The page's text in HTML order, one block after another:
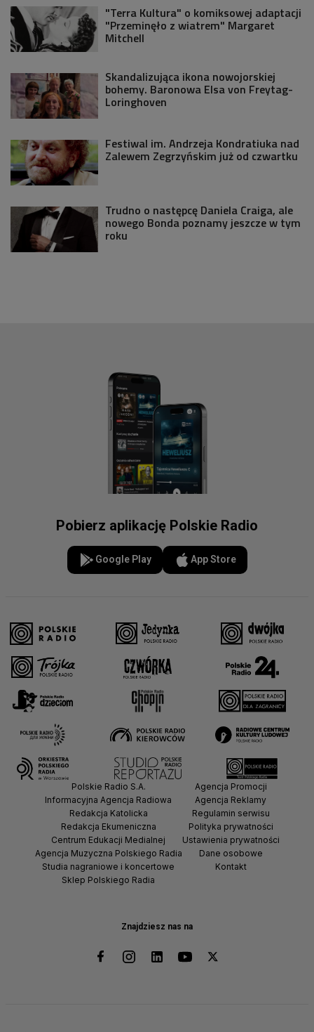
"Terra Kultura" o komiksowej adaptacji
"Przeminęło z wiatrem" Margaret
Mitchell
Skandalizująca ikona nowojorskiej
bohemy. Baronowa Elsa von Freytag-
Loringhoven
Festiwal im. Andrzeja Kondratiuka nad
Zalewem Zegrzyńskim już od czwartku
Trudno o następcę Daniela Craiga, ale
nowego Bonda poznamy jeszcze w tym
roku
Pobierz aplikację Polskie Radio
Google Play App Store
Znajdziesz nas na
Polskie Radio S.A.
Informacyjna Agencja Radiowa
Redakcja Katolicka
Redakcja Ekumeniczna
Centrum Edukacji Medialnej
Agencja Muzyczna Polskiego Radia
Studia nagraniowe i koncertowe
Sklep Polskiego Radia
Agencja Promocji
Agencja Reklamy
Regulamin serwisu
Polityka prywatności
Ustawienia prywatności
Dane osobowe
Kontakt